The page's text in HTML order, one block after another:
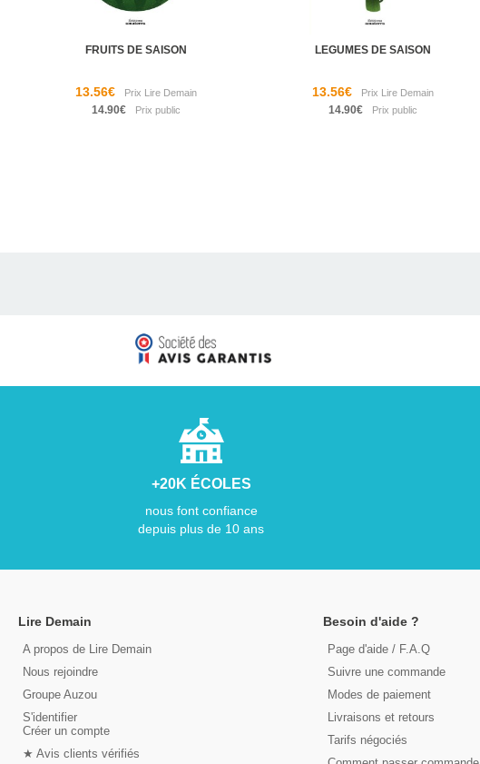
FRUITS DE SAISON
13.56€
14.90€
LEGUMES DE SAISON
13.56€
14.90€
+20K ÉCOLES
nous font confiance
depuis plus de 10 ans
Lire Demain
A propos de Lire Demain
Nous rejoindre
Groupe Auzou
S'identifier
Créer un compte
★ Avis clients vérifiés
Besoin d'aide ?
Page d'aide / F.A.Q
Suivre une commande
Modes de paiement
Livraisons et retours
Tarifs négociés